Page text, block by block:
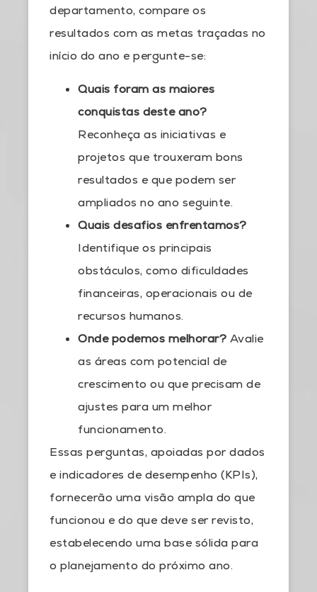
departamento, compare os
resultados com as metas traçadas no
início do ano e pergunte-se:
Quais foram as maiores
conquistas deste ano?
Reconheça as iniciativas e
projetos que trouxeram bons
resultados e que podem ser
ampliados no ano seguinte.
Quais desafios enfrentamos?
Identifique os principais
obstáculos, como dificuldades
financeiras, operacionais ou de
recursos humanos.
Onde podemos melhorar? Avalie
as áreas com potencial de
crescimento ou que precisam de
ajustes para um melhor
funcionamento.
Essas perguntas, apoiadas por dados
e indicadores de desempenho (KPIs),
fornecerão uma visão ampla do que
funcionou e do que deve ser revisto,
estabelecendo uma base sólida para
o planejamento do próximo ano.